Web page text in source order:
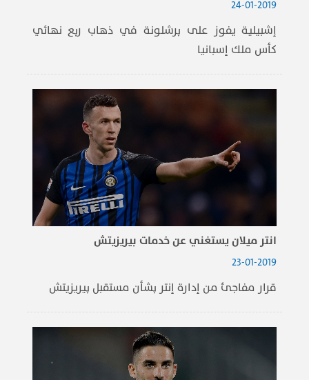
24-01-2019
إشبيلية يفوز على برشلونة في ذهاب ربع نهائي
كأس ملك إسبانيا
انتر ميلان يستغني عن خدمات بيريزيتش
23-01-2019
قرار مفاجئ من إدارة إنتر بشأن مستقبل بيريزيتش